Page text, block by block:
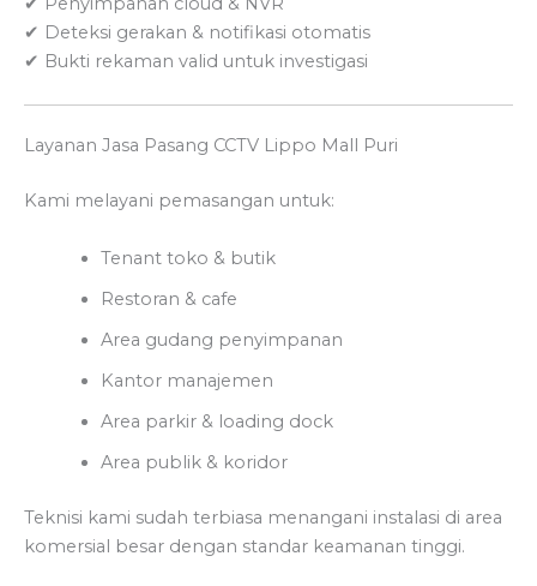
✔ Deteksi gerakan & notifikasi otomatis
✔ Bukti rekaman valid untuk investigasi
Layanan Jasa Pasang CCTV Lippo Mall Puri
Kami melayani pemasangan untuk:
Tenant toko & butik
Restoran & cafe
Area gudang penyimpanan
Kantor manajemen
Area parkir & loading dock
Area publik & koridor
Teknisi kami sudah terbiasa menangani instalasi di area
komersial besar dengan standar keamanan tinggi.